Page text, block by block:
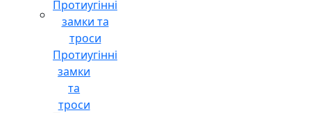
Протиугінні
замки
та
троси